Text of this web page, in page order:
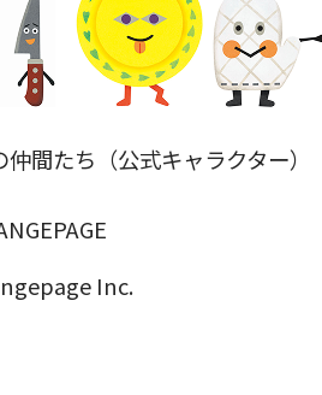
間たち（公式キャラクター）
Inc.